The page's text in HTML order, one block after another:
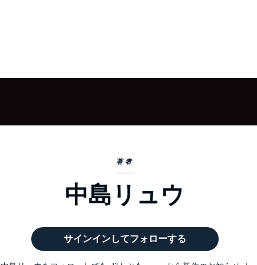
著者
中島リュウ
サインインしてフォローする